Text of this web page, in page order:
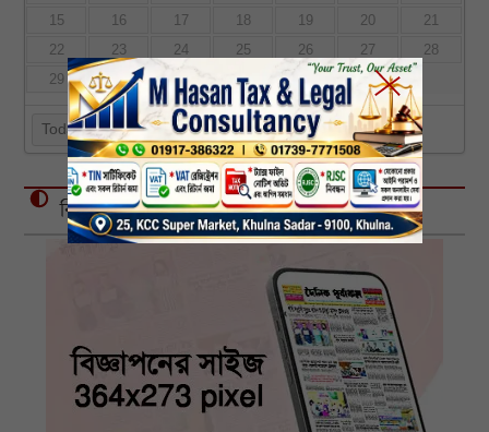
15
16 17 18 19 20
21
22
23 24 25 26 27
28
29
30 31
Today
বিজ্ঞাপন